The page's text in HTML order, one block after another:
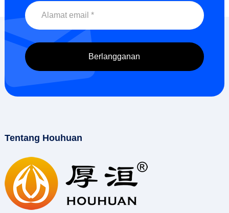
Tentang Houhuan